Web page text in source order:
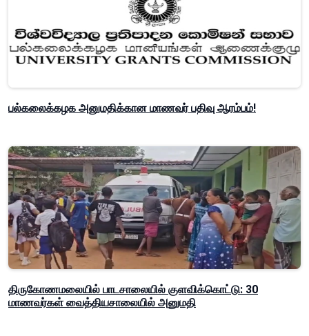
பல்கலைக்கழக அனுமதிக்கான மாணவர் பதிவு ஆரம்பம்!
திருகோணமலையில் பாடசாலையில் குளவிக்கொட்டு: 30
மாணவர்கள் வைத்தியசாலையில் அனுமதி